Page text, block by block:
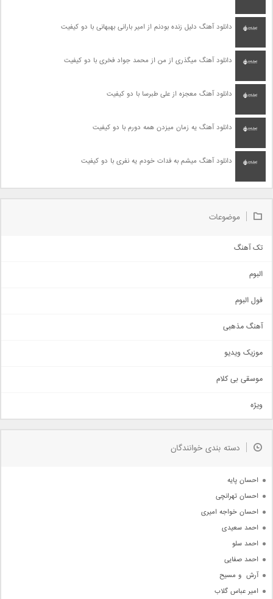
دانلود آهنگ دلیل زنده بودنم از امیر بارانی بهبهانی با دو کیفیت
دانلود آهنگ میگذری از من از محمد جواد فخری با دو کیفیت
دانلود آهنگ معجزه از علی طبرسا با دو کیفیت
دانلود آهنگ یه زمان میزدن همه دورم با دو کیفیت
دانلود آهنگ میشم به فدات خودم یه نفری با دو کیفیت
موضوعات
تک آهنگ
اجتماعی
حماسی
سنتی
اهنگ بندرعباسی
دمو
مذهبی
جدیدترین ها
البوم
فول البوم
آهنگ مذهبی
موزیک ویدیو
موسقی بی کلام
ویژه
دسته بندی خوانندگان
احسان پایه
احسان تهرانچی
احسان خواجه امیری
احمد سعیدی
احمد سلو
احمد صفایی
آرش  و مسیح
امیر عباس گلاب